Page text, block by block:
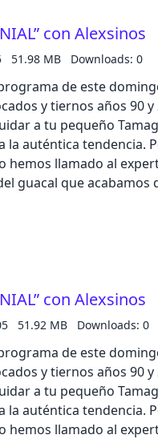
100€ cada
de nuestras redes
con Alexsinos
51.98 MB Downloads: 0
programa de este
y tiernos años 90
a tu pequeño
la auténtica tendencia.
hemos llamado al
guacal que acabamos
de la Generación Z o
pasarlo… ¿dabuti? No te
QUE YO LA VEA” en
más beneficios.
al final de
con Alexsinos
51.92 MB Downloads: 0
programa de este
y tiernos años 90
a tu pequeño
la auténtica tendencia.
hemos llamado al